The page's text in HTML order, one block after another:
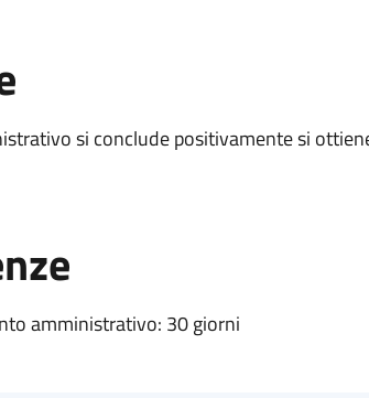
si conclude positivamente si
amministrativo: 30 giorni